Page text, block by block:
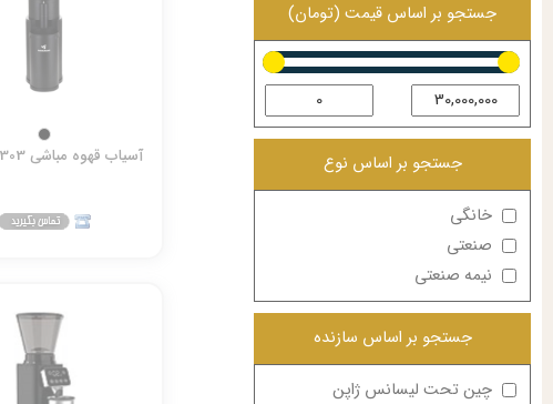
جستجو بر اساس قیمت (تومان)
جستجو بر اساس نوع
خانگی
صنعتی
نیمه صنعتی
جستجو بر اساس سازنده
چین تحت لیسانس ژاپن
آسیاب قهوه مباشی ME-CG2303